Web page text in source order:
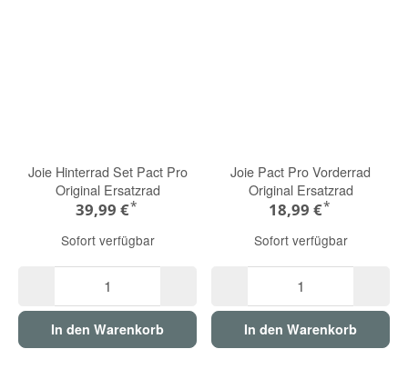
Joie Hinterrad Set Pact Pro
Original Ersatzrad
39,99 €*
Sofort verfügbar
In den Warenkorb
Joie Pact Pro Vorderrad
Original Ersatzrad
18,99 €*
Sofort verfügbar
In den Warenkorb